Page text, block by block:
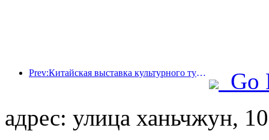
Prev:Китайская выставка культурного туризма 2025 пройдет в Ухане с 12 по 14 сентября.
Go
адрес: улица ханьчжун,